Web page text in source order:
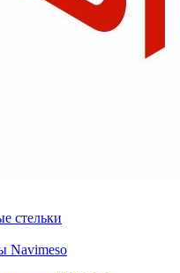
стельки
Navimeso